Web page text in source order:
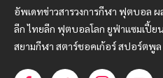
อัพเดทข่าวสารวงการกีฬา ฟุตบอล
ลีก ไทยลีก ฟุตบอลโลก ยูฟ่าแซมเปี้ย
สยามกีฬา สตาร์ชอคเก้อร์ สปอร์ตพูล